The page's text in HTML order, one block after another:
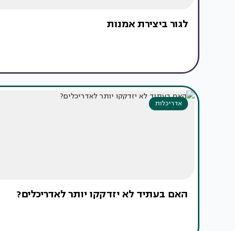
לגור ביצירת אמנות
אדריכלות
האם בעתיד לא יזדקקו יותר לאדריכלים?